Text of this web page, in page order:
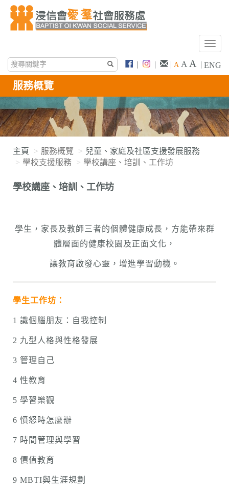
T
g
n
a
v
| | | A A A | ENG
服務概覽
主頁 服務概覽
兒童、家庭及社區支援發展服務
學校支援服務
學校講座、培訓、工作坊
學校講座、培訓、工作坊
學生，家長及教師三者的個體健康成長，方能帶來群
體層面的健康校園及正面文化，
讓教育啟發心靈，增進學習動機。
學生工作坊：
1 識個腦朋友：自我控制
2 九型人格與性格發展
3 管理自己
4 性教育
5 學習樂觀
6 憤怒時怎麼辦
7 時間管理與學習
8 價值教育
9 MBTI與生涯規劃